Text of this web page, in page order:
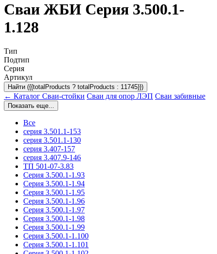
Сваи ЖБИ Серия 3.500.1-
1.128
Тип
Подтип
Серия
Артикул
Найти ({{totalProducts ? totalProducts : 11745}})
← Каталог Сваи-стойки Сваи для опор ЛЭП Сваи забивные
Показать еще...
Все
серия 3.501.1-153
серия 3.501.1-130
серия 3.407-157
серия 3.407.9-146
ТП 501-07-3.83
Серия 3.500.1-1.93
Серия 3.500.1-1.94
Серия 3.500.1-1.95
Серия 3.500.1-1.96
Серия 3.500.1-1.97
Серия 3.500.1-1.98
Серия 3.500.1-1.99
Серия 3.500.1-1.100
Серия 3.500.1-1.101